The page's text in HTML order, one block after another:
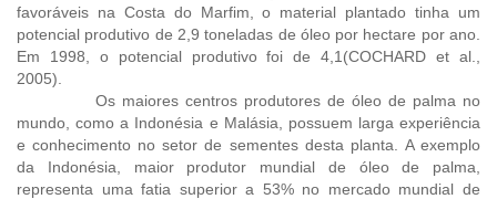
favoráveis na Costa do Marfim, o material plantado tinha um
potencial produtivo de 2,9 toneladas de óleo por hectare por ano.
Em 1998, o potencial produtivo foi de 4,1(COCHARD et al.,
2005).
Os maiores centros produtores de óleo de palma no
mundo, como a Indonésia e Malásia, possuem larga experiência
e conhecimento no setor de sementes desta planta.
A exemplo
da Indonésia, maior produtor mundial de óleo de palma,
representa uma fatia superior a 53% no mercado mundial de